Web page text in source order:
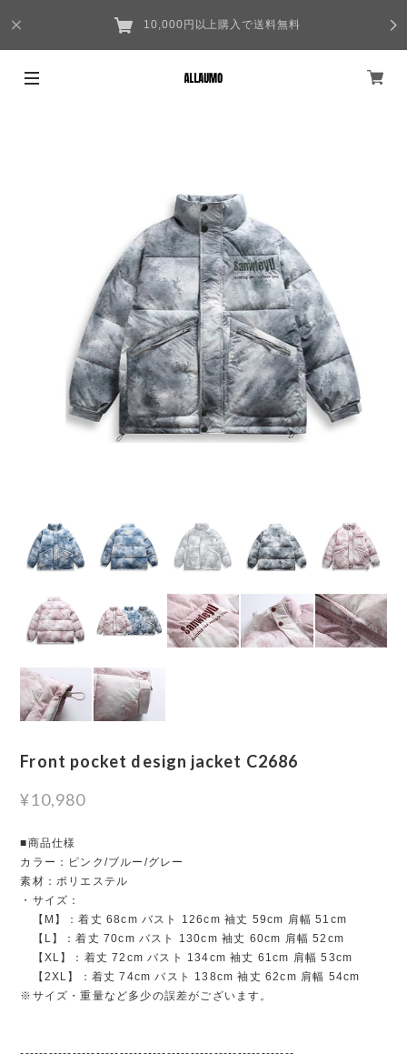
10,000円以上購入で送料無料
Front pocket design jacket C2686
¥10,980
■商品仕様
カラー：ピンク/ブルー/グレー
素材：ポリエステル
・サイズ：
【M】：着丈 68cm バスト 126cm 袖丈 59cm 肩幅 51cm
【L】：着丈 70cm バスト 130cm 袖丈 60cm 肩幅 52cm
【XL】：着丈 72cm バスト 134cm 袖丈 61cm 肩幅 53cm
【2XL】：着丈 74cm バスト 138cm 袖丈 62cm 肩幅 54cm
※サイズ・重量など多少の誤差がございます。
----------------------------------------------------------